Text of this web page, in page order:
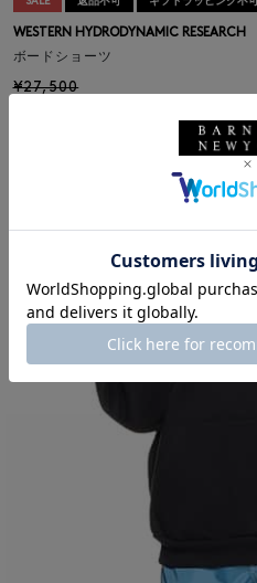
WESTERN HYDRODYNAMIC RESEARCH
ボードショーツ
¥27,500